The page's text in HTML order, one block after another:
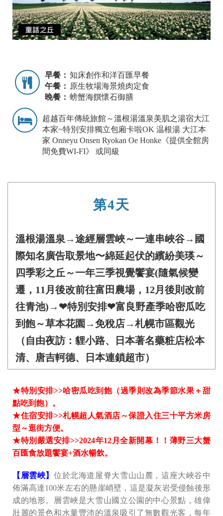
早餐： 知床創作和洋百匯早餐
午餐： 原生牧場海景燒肉定食
晚餐： 螃蟹海饌懷石御膳
超越百年傳統旅館～溫根湯溫泉美肌之湯宿大江
本家~特別安排獨立包廂卡啦OK 温根湯 大江本
家 Onneyu Onsen Ryokan Oe Honke《提供全館房
間免費WI-FI》 或同級
第4天
溫根湯溫泉→途經層雲峽～一連串峽谷→國
際知名廣告取景地〜綿延起伏的繽紛美瑛～
四季彩之丘～一年三季視覺饗宴(隨氣候變
遷，11月後改前往富田農場，12月後則改前
往青池)→❤特別安排❤富良野產季哈密瓜吃
到飽～草本花園→免稅店→札幌市區觀光
（自由夜訪：貍小路、日本著名藥粧店松本
清、唐吉軻德、日本連鎖超市）
★特別安排>>哈密瓜吃到飽（過季則改為季節水果＋甜
點吃到飽）。
★住宿安排>>札幌超人氣酒店～保證入住三十平方米房
型～逛街方便。
★特別嚴選安排>>2024年12月全新開幕！！薄野三大蟹
百匯食放題饗宴+酒水暢飲。
【層雲峽】位於北海道屋脊大雪山山麓，這座大峽谷中
佈滿高達100米左右的懸崖峭壁，這是凝灰岩受侵蝕後形
成的地形。層雲峽是大雪山國立公園的中心景點，雄偉
壯麗的景色和水量豐沛的溫泉吸引了無數觀光客，每年